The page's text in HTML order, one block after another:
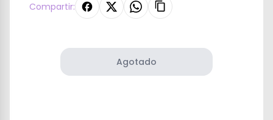
Compartir:
Agotado